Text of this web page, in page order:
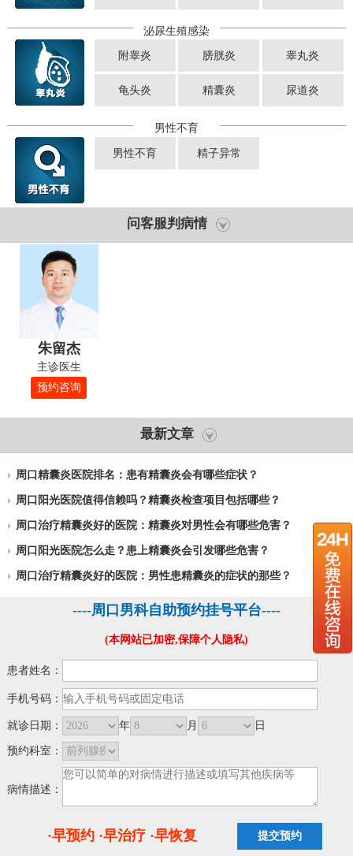
泌尿生殖感染
附睾炎 膀胱炎 睾丸炎
龟头炎 精囊炎 尿道炎
男性不育
男性不育 精子异常
问客服判病情
朱留杰
主诊医生
预约咨询
最新文章
周口精囊炎医院排名：患有精囊炎会有哪些症状？
周口阳光医院值得信赖吗？精囊炎检查项目包括哪些？
周口治疗精囊炎好的医院：精囊炎对男性会有哪些危害？
周口阳光医院怎么走？患上精囊炎会引发哪些危害？
周口治疗精囊炎好的医院：男性患精囊炎的症状的那些？
----周口男科自助预约挂号平台----
(本网站已加密,保障个人隐私)
患者姓名：
手机号码：
就诊日期： 年 月 日
预约科室：
病情描述：
·早预约 ·早治疗 ·早恢复